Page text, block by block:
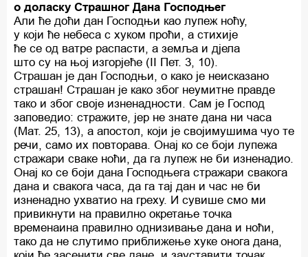
о доласку Страшног Дана Господњег
Али ће доћи дан Господњи као лупеж ноћу,
у који ће небеса с хуком проћи, а стихије
ће се од ватре распасти, а земља и дјела
што су на њој изгорјеће (II Пет. 3, 10).
Страшан је дан Господњи, о како је неисказано
страшан! Страшан је како због неумитне правде
тако и због своје изненадности. Сам је Господ
заповедио: стражите, јер не знате дана ни часа
(Мат. 25, 13), а апостол, који је својимушима чуо те
речи, само их повторава. Онај ко се боји лупежа
стражари сваке ноћи, да га лупеж не би изненадио.
Онај ко се боји дана Господњега стражари свакога
дана и свакога часа, да га тај дан и час не би
изненадно ухватио на греху. И сувише смо ми
привикнути на правилно окретање точка
временаина правилно однизивање дана и ноћи,
тако да не слутимо приближење хуке онога дана,